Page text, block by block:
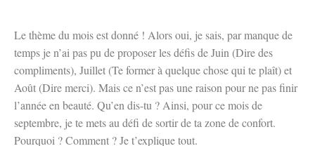
Le thème du mois est donné ! Alors oui, je sais, par manque de
temps je n’ai pas pu de proposer les défis de Juin (Dire des
compliments), Juillet (Te former à quelque chose qui te plaît) et
Août (Dire merci). Mais ce n’est pas une raison pour ne pas finir
l’année en beauté. Qu’en dis-tu ? Ainsi, pour ce mois de
septembre, je te mets au défi de sortir de ta zone de confort.
Pourquoi ? Comment ? Je t’explique tout.